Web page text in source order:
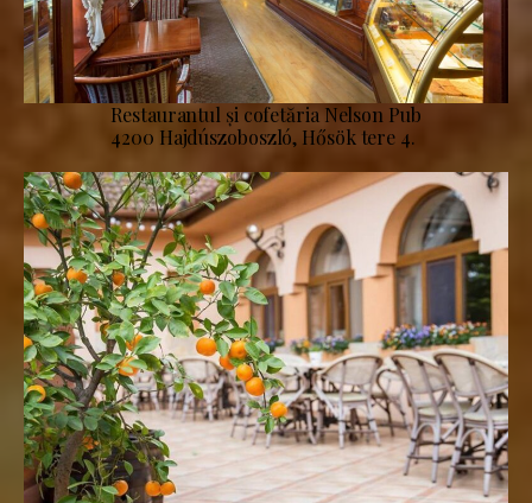
Restaurantul și cofetăria Nelson Pub
4200 Hajdúszoboszló, Hősök tere 4.